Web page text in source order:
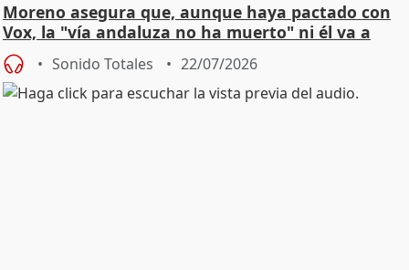
Moreno asegura que, aunque haya pactado con
Vox, la "vía andaluza no ha muerto" ni él va a
"cambiar"
Sonido Totales 22/07/2026